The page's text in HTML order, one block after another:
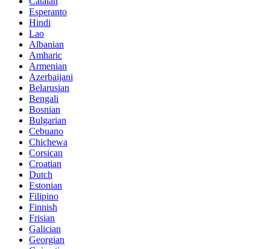
Esperanto
Hindi
Lao
Albanian
Amharic
Armenian
Azerbaijani
Belarusian
Bengali
Bosnian
Bulgarian
Cebuano
Chichewa
Corsican
Croatian
Dutch
Estonian
Filipino
Finnish
Frisian
Galician
Georgian